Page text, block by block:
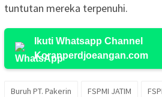
tuntutan mereka terpenuhi.
Ikuti Whatsapp Channel
Koranperdjoeangan.com
Buruh PT. Pakerin FSPMI JATIM